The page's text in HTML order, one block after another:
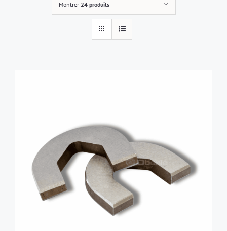
Montrer 24 produits
AJOUTER AU PANIER / DÉTAILS